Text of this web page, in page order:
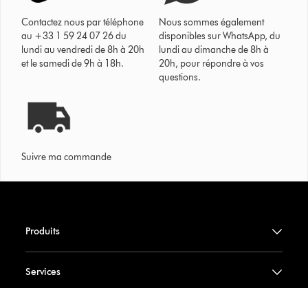
Contactez nous par téléphone
au +33 1 59 24 07 26 du
lundi au vendredi de 8h à 20h
et le samedi de 9h à 18h.
Nous sommes également
disponibles sur WhatsApp, du
lundi au dimanche de 8h à
20h, pour répondre à vos
questions.
Suivre ma commande
Produits
Services